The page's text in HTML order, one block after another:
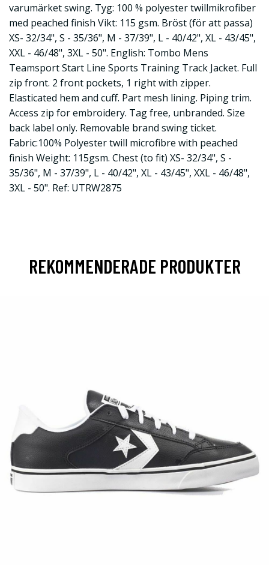
varumärket swing. Tyg: 100 % polyester twillmikrofiber
med peached finish Vikt: 115 gsm. Bröst (för att passa)
XS- 32/34", S - 35/36", M - 37/39", L - 40/42", XL - 43/45",
XXL - 46/48", 3XL - 50". English: Tombo Mens
Teamsport Start Line Sports Training Track Jacket. Full
zip front. 2 front pockets, 1 right with zipper.
Elasticated hem and cuff. Part mesh lining. Piping trim.
Access zip for embroidery. Tag free, unbranded. Size
back label only. Removable brand swing ticket.
Fabric:100% Polyester twill microfibre with peached
finish Weight: 115gsm. Chest (to fit) XS- 32/34", S -
35/36", M - 37/39", L - 40/42", XL - 43/45", XXL - 46/48",
3XL - 50". Ref: UTRW2875
REKOMMENDERADE PRODUKTER